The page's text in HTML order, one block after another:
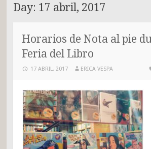
CONTENT
Day: 17 abril, 2017
Horarios de Nota al pie
Feria del Libro
17 ABRIL, 2017 ERICA VESPA